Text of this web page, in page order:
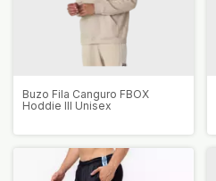
Buzo Fila Canguro FBOX
Hoddie III Unisex